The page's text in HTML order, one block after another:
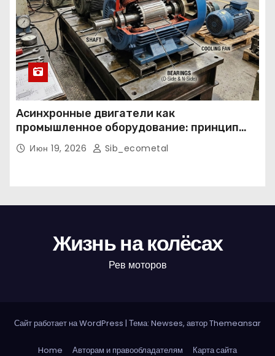
Асинхронные двигатели как
промышленное оборудование: принцип
работы, конструкция и области
применения
Июн 19, 2026 Sib_ecometal
Жизнь на колёсах
Рев моторов
Сайт работает на WordPress | Тема: Newses, авторThemeansar
Home Авторам и правообладателям Карта сайта